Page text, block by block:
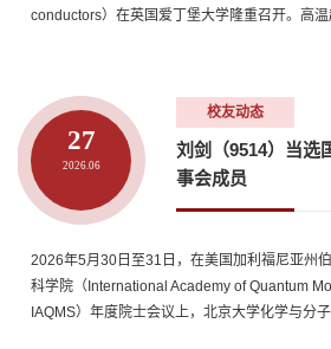
conductors）在英国爱丁堡大学隆重召开。高
研发创世界纪录的高场强高温超导磁体，以及
温超导磁...
27
2026.06
校友动态
刘剑（9514）当选
事会成员
2026年5月30日至31日，在美国加利福尼亚州
科学院（International Academy of Quantum
IAQMS）年度院士会议上，北京大学化学与分